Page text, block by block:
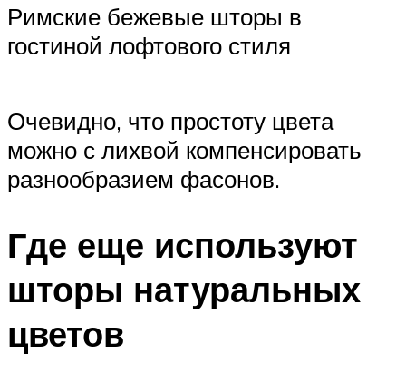
Римские бежевые шторы в
гостиной лофтового стиля
Очевидно, что простоту цвета
можно с лихвой компенсировать
разнообразием фасонов.
Где еще используют
шторы натуральных
цветов